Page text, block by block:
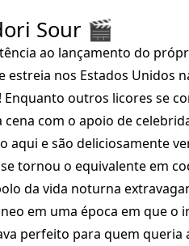
Sour 🎬
ao lançamento do
nos Estados Unidos
Enquanto outros licores se
com o apoio de
aqui e são deliciosamente
tornou o equivalente em
da vida noturna
em uma época em que o
perfeito para quem